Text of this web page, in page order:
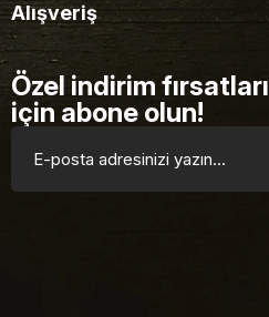
Alışveriş
Özel indirim
için abone olun!